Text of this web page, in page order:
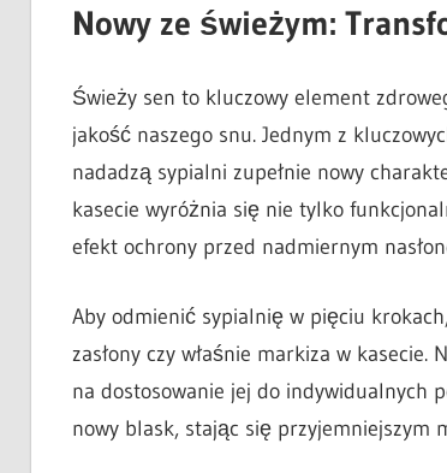
Nowy ze świeżym:
Świeży sen to kluczowy element
jakość naszego snu. Jednym z
nadadzą sypialni zupełnie nowy
kasecie wyróżnia się nie tylko
efekt ochrony przed nadmiernym
Aby odmienić sypialnię w pięciu
zasłony czy właśnie markiza w
na dostosowanie jej do indywidualnych
nowy blask, stając się przyjemniejszym